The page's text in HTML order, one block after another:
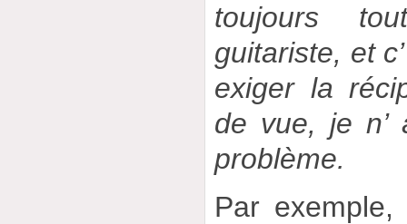
toujours
guitariste, et
exiger la
de vue, je n’
problème.
Par